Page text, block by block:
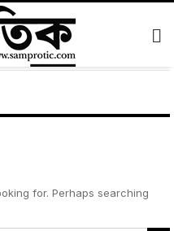
for. Perhaps searching